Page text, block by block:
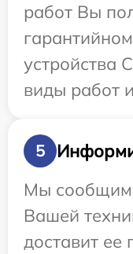
работ Вы
устройства
виды работ
5
Мы сообщим
Вашей
доставит ее